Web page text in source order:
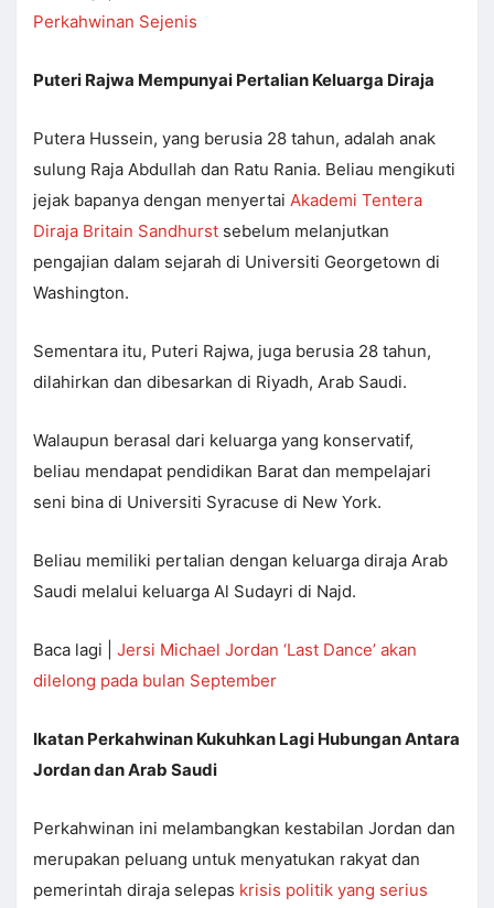
Perkahwinan Sejenis
Puteri Rajwa Mempunyai Pertalian Keluarga Diraja
Putera Hussein, yang berusia 28 tahun, adalah anak
sulung Raja Abdullah dan Ratu Rania. Beliau mengikuti
jejak bapanya dengan menyertai Akademi Tentera
Diraja Britain Sandhurst sebelum melanjutkan
pengajian dalam sejarah di Universiti Georgetown di
Washington.
Sementara itu, Puteri Rajwa, juga berusia 28 tahun,
dilahirkan dan dibesarkan di Riyadh, Arab Saudi.
Walaupun berasal dari keluarga yang konservatif,
beliau mendapat pendidikan Barat dan mempelajari
seni bina di Universiti Syracuse di New York.
Beliau memiliki pertalian dengan keluarga diraja Arab
Saudi melalui keluarga Al Sudayri di Najd.
Baca lagi | Jersi Michael Jordan ‘Last Dance’ akan
dilelong pada bulan September
Ikatan Perkahwinan Kukuhkan Lagi Hubungan Antara
Jordan dan Arab Saudi
Perkahwinan ini melambangkan kestabilan Jordan dan
merupakan peluang untuk menyatukan rakyat dan
pemerintah diraja selepas krisis politik yang serius